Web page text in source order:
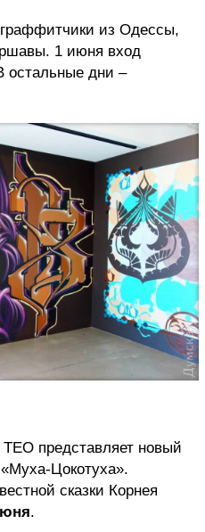
из Одессы,
1 июня вход
остальные дни –
ТЕО представляет новый
Цокотуха».
сказки Корнея
.